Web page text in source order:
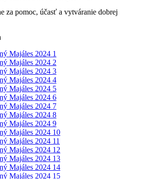
za pomoc, účasť a vytváranie dobrej